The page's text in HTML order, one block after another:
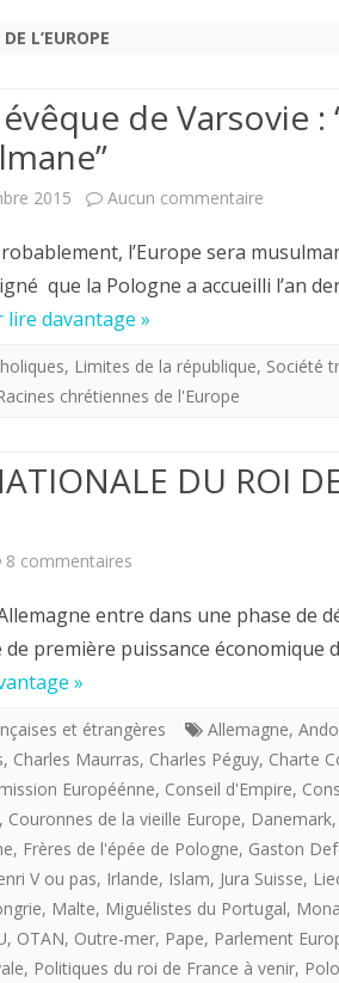
L’EUROPE
de Varsovie :
2015 Aucun commentaire
Henryk
évêque
:
sera
l’Europe sera
que la Pologne a accueilli l’an
lire davantage »
, Limites de la république, Société
chrétiennes de l'Europe
DU ROI
8 commentaires
INTERNATIONALE
ROI
DE
FRANCE
A
VENIR
entre dans une phase de
première puissance économique
»
et étrangères Allemagne,
, Charles Maurras, Charles Péguy, Charte
Européénne, Conseil d'Empire,
, Couronnes de la vieille Europe, Danemark,
, Frères de l'épée de Pologne, Gaston
V ou pas, Irlande, Islam, Jura Suisse,
, Malte, Miguélistes du Portugal,
, OTAN, Outre-mer, Pape, Parlement
, Politiques du roi de France à venir,